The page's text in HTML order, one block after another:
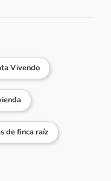
Vivendo
de finca raíz